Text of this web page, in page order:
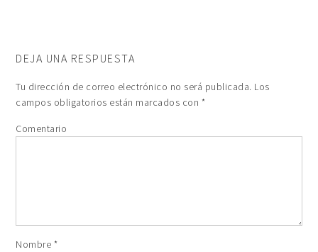
DEJA UNA RESPUESTA
Tu dirección de correo electrónico no será publicada. Los
campos obligatorios están marcados con *
Comentario
Nombre *